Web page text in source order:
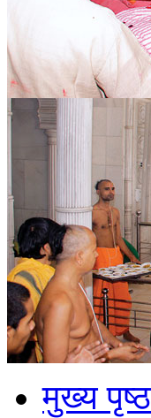
मुख्य पृष्ठ